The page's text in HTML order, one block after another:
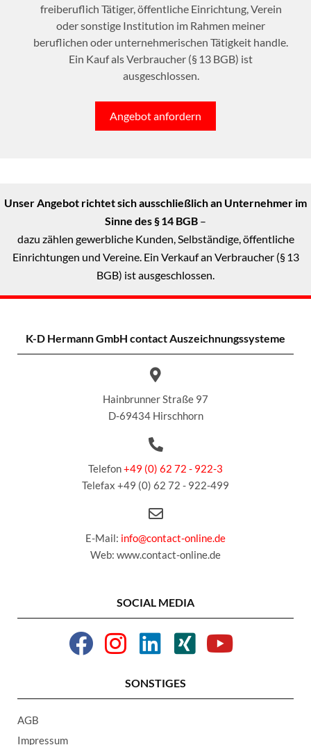
freiberuflich Tätiger, öffentliche Einrichtung, Verein
oder sonstige Institution im Rahmen meiner
beruflichen oder unternehmerischen Tätigkeit handle.
Ein Kauf als Verbraucher (§ 13 BGB) ist
ausgeschlossen.
Angebot anfordern
Unser Angebot richtet sich ausschließlich an Unternehmer im
Sinne des § 14 BGB –
dazu zählen gewerbliche Kunden, Selbständige, öffentliche
Einrichtungen und Vereine. Ein Verkauf an Verbraucher (§ 13
BGB) ist ausgeschlossen.
K-D Hermann GmbH contact Auszeichnungssysteme
Hainbrunner Straße 97
D-69434 Hirschhorn
Telefon+49 (0) 62 72 - 922-3
Telefax +49 (0) 62 72 - 922-499
E-Mail: info@contact-online.de
Web: www.contact-online.de
SOCIAL MEDIA
SONSTIGES
AGB
Impressum